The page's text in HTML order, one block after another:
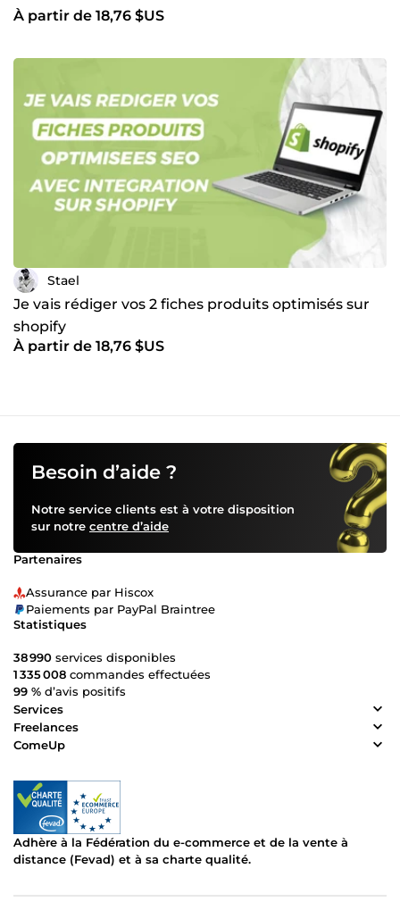
À partir de 18,76 $US
Stael
Je vais rédiger vos 2 fiches produits optimisés sur
shopify
À partir de 18,76 $US
Besoin d’aide ?
Notre service clients est à votre disposition
sur notre centre d’aide
Partenaires
Assurance par Hiscox
Paiements par PayPal Braintree
Statistiques
38 990 services disponibles
1 335 008 commandes effectuées
99 % d’avis positifs
Services
Freelances
ComeUp
Adhère à la Fédération du e-commerce et de la vente à
distance (Fevad) et à sa charte qualité.